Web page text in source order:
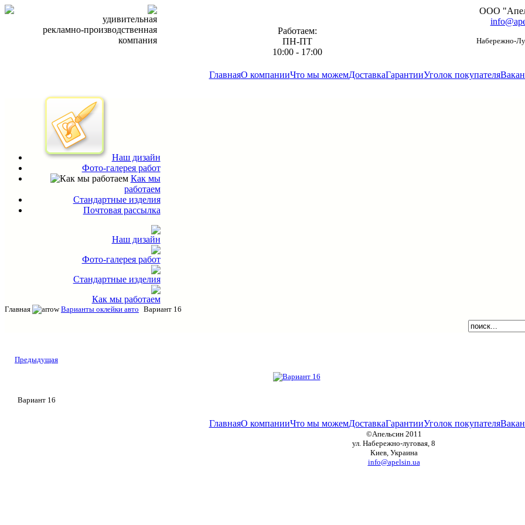
удивительная
рекламно-производственная
компания
Работаем:
ПН-ПТ
10:00 - 17:00
ООО
Набережно-
ГлавнаяО компанииЧто мы можемДоставкаГарантииУголок покупателя
Наш дизайн
Фото-галерея работ
Как мы
работаем
Стандартные изделия
Почтовая рассылка
Наш дизайн
Фото-галерея работ
Стандартные изделия
Как мы работаем
Главная Варианты оклейки авто Вариант 16
Предыдущая
Вариант 16
ГлавнаяО компанииЧто мы можемДоставкаГарантииУголок покупателя
©Апельсин 2011
ул. Набережно-луговая, 8
Киев, Украина
info@apelsin.ua